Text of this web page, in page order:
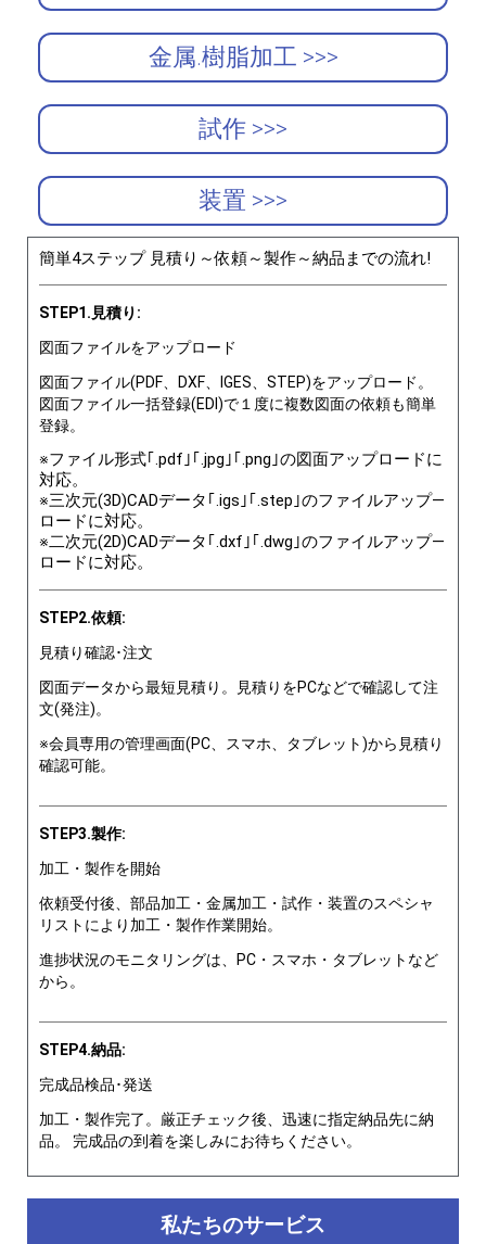
金属.樹脂加工 >>>
試作 >>>
装置 >>>
簡単4ステップ 見積り～依頼～製作～納品までの流れ!
STEP1.見積り:
図面ファイルをアップロード
図面ファイル(PDF、DXF、IGES、STEP)をアップロード。
図面ファイル一括登録(EDI)で１度に複数図面の依頼も簡単
登録。
※ファイル形式｢.pdf｣｢.jpg｣｢.png｣の図面アップロードに
対応。
※三次元(3D)CADデータ｢.igs｣｢.step｣のファイルアップ―
ロードに対応。
※二次元(2D)CADデータ｢.dxf｣｢.dwg｣のファイルアップ―
ロードに対応。
STEP2.依頼:
見積り確認･注文
図面データから最短見積り。見積りをPCなどで確認して注
文(発注)。
※会員専用の管理画面(PC、スマホ、タブレット)から見積り
確認可能。
STEP3.製作:
加工・製作を開始
依頼受付後、部品加工・金属加工・試作・装置のスペシャ
リストにより加工・製作作業開始。
進捗状況のモニタリングは、PC・スマホ・タブレットなど
から。
STEP4.納品:
完成品検品･発送
加工・製作完了。厳正チェック後、迅速に指定納品先に納
品。 完成品の到着を楽しみにお待ちください。
私たちのサービス